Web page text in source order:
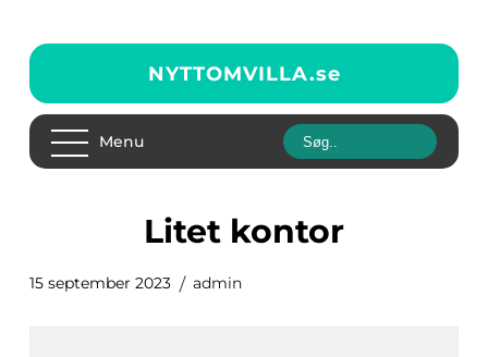
NYTTOMVILLA.se
Menu
litet kontor
15 september 2023 admin